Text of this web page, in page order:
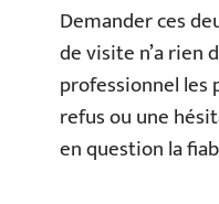
Demander ces
de visite n’a rien
professionnel les
refus ou une
en question la